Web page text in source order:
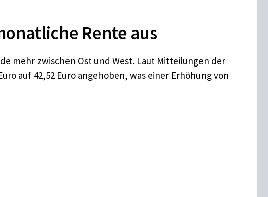
Rente aus
mehr zwischen Ost und West. Laut Mitteilungen der
auf 42,52 Euro angehoben, was einer Erhöhung von